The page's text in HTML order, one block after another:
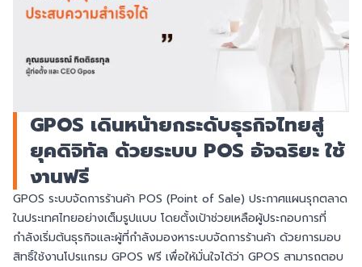
GPOS เดินหน้ายกระดับธุรกิจไทยสู่
ยุคดิจิทัล ด้วยระบบ POS อัจฉริยะ ใช้
งานฟรี
GPOS ระบบจัดการร้านค้า POS (Point of Sale) ประกาศแผนรุกตลาด
ในประเทศไทยอย่างเต็มรูปแบบ โดยตั้งเป้าช่วยเหลือผู้ประกอบการที่
กำลังเริ่มต้นธุรกิจและผู้ที่กำลังมองหาระบบจัดการร้านค้า ด้วยการมอบ
สิทธิ์ใช้งานโปรแกรม GPOS ฟรี เพื่อให้มั่นใจได้ว่า GPOS สามารถตอบ